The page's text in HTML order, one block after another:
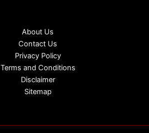
About Us
Contact Us
Privacy Policy
Terms and Conditions
Disclaimer
Sitemap